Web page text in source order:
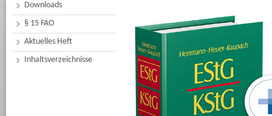
Downloads
§ 15 FAO
Aktuelles Heft
Inhaltsverzeichnisse